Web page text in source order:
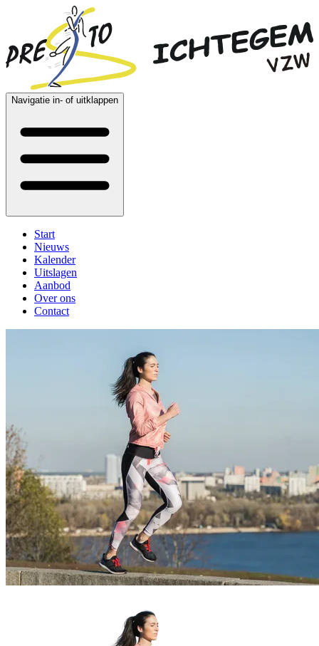
Navigatie in- of uitklappen
Start
Nieuws
Kalender
Uitslagen
Aanbod
Over ons
Contact